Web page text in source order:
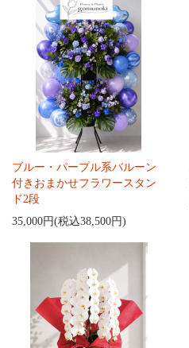
ブルー・パープル系バルーン
付きおまかせフラワースタン
ド2段
35,000円(税込38,500円)